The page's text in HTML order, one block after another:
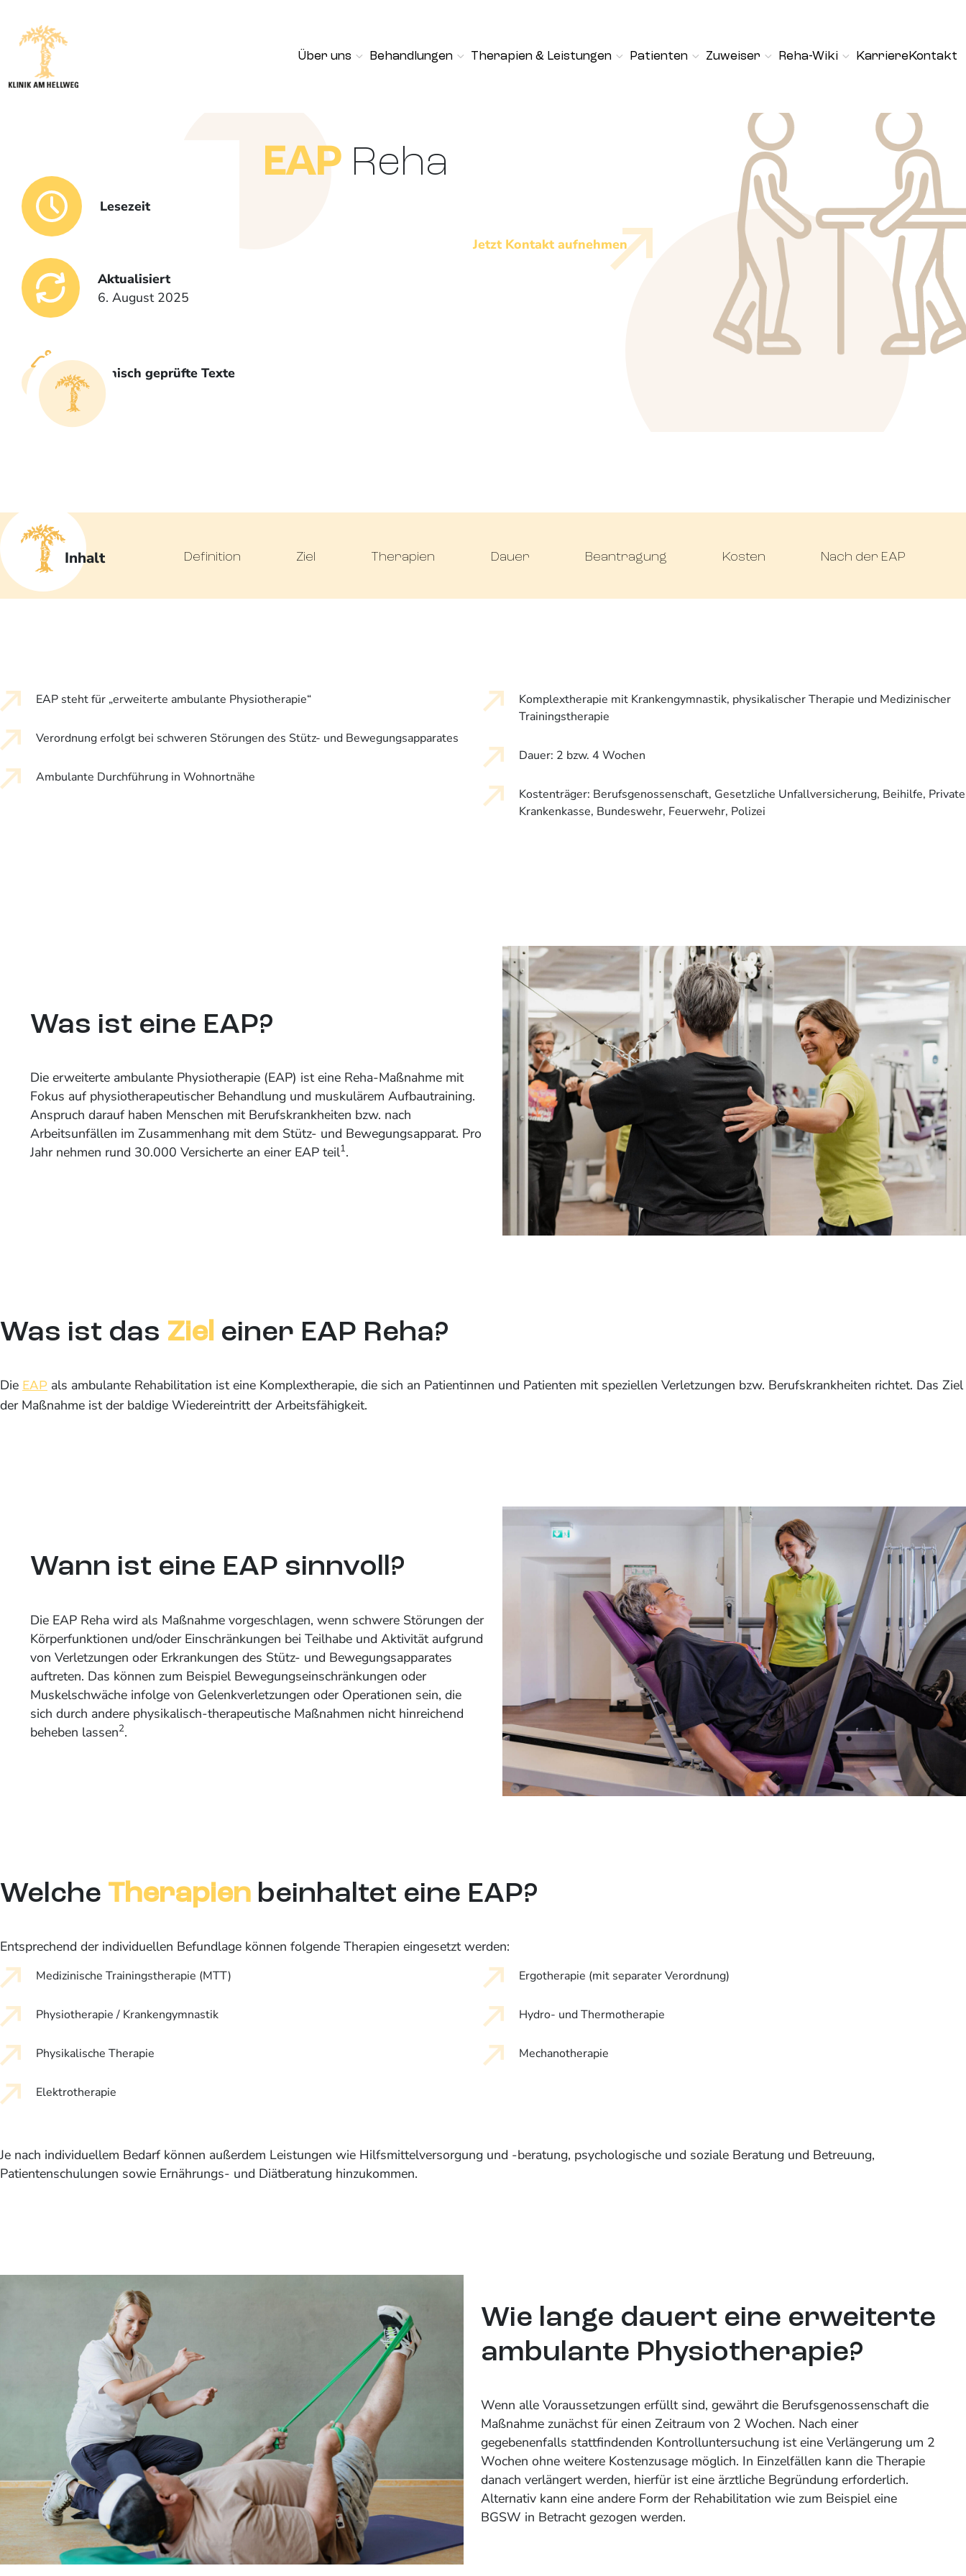
Über uns Behandlungen Therapien & Leistungen Patienten Zuweiser Reha-Wiki Karriere Kontakt
Lesezeit
Aktualisiert
6. August 2025
Medizinisch geprüfte Texte
EAPReha
Jetzt Kontakt aufnehmen
Inhalt Definition Ziel Therapien Dauer Beantragung Kosten Nach der EAP
EAP steht für „erweiterte ambulante Physiotherapie“
Verordnung erfolgt bei schweren Störungen des Stütz- und Bewegungsapparates
Ambulante Durchführung in Wohnortnähe
Komplextherapie mit Krankengymnastik, physikalischer Therapie und Medizinischer
Trainingstherapie
Dauer: 2 bzw. 4 Wochen
Kostenträger: Berufsgenossenschaft, Gesetzliche Unfallversicherung, Beihilfe, Private
Krankenkasse, Bundeswehr, Feuerwehr, Polizei
Was ist eine EAP?
Die erweiterte ambulante Physiotherapie (EAP) ist eine Reha-Maßnahme mit
Fokus auf physiotherapeutischer Behandlung und muskulärem Aufbautraining.
Anspruch darauf haben Menschen mit Berufskrankheiten bzw. nach
Arbeitsunfällen im Zusammenhang mit dem Stütz- und Bewegungsapparat. Pro
Jahr nehmen rund 30.000 Versicherte an einer EAP teil1.
Was ist das Ziel einer EAP Reha?
Die EAP als ambulante Rehabilitation ist eine Komplextherapie, die sich an Patientinnen und Patienten mit speziellen Verletzungen bzw. Berufskrankheiten richtet. Das Ziel
der Maßnahme ist der baldige Wiedereintritt der Arbeitsfähigkeit.
Wann ist eine EAP sinnvoll?
Die EAP Reha wird als Maßnahme vorgeschlagen, wenn schwere Störungen der
Körperfunktionen und/oder Einschränkungen bei Teilhabe und Aktivität aufgrund
von Verletzungen oder Erkrankungen des Stütz- und Bewegungsapparates
auftreten. Das können zum Beispiel Bewegungseinschränkungen oder
Muskelschwäche infolge von Gelenkverletzungen oder Operationen sein, die
sich durch andere physikalisch-therapeutische Maßnahmen nicht hinreichend
beheben lassen2.
Welche Therapien beinhaltet eine EAP?
Entsprechend der individuellen Befundlage können folgende Therapien eingesetzt werden:
Medizinische Trainingstherapie (MTT)
Physiotherapie / Krankengymnastik
Physikalische Therapie
Elektrotherapie
Ergotherapie (mit separater Verordnung)
Hydro- und Thermotherapie
Mechanotherapie
Je nach individuellem Bedarf können außerdem Leistungen wie Hilfsmittelversorgung und -beratung, psychologische und soziale Beratung und Betreuung,
Patientenschulungen sowie Ernährungs- und Diätberatung hinzukommen.
Wie lange dauert eine erweiterte
ambulante Physiotherapie?
Wenn alle Voraussetzungen erfüllt sind, gewährt die Berufsgenossenschaft die
Maßnahme zunächst für einen Zeitraum von 2 Wochen. Nach einer
gegebenenfalls stattfindenden Kontrolluntersuchung ist eine Verlängerung um 2
Wochen ohne weitere Kostenzusage möglich. In Einzelfällen kann die Therapie
danach verlängert werden, hierfür ist eine ärztliche Begründung erforderlich.
Alternativ kann eine andere Form der Rehabilitation wie zum Beispiel eine
BGSW in Betracht gezogen werden.